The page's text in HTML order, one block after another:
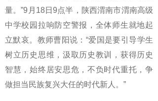
量。”9月18日9点半，陕西渭南市渭南高级
中学校园拉响防空警报，全体师生就地起
立默哀。教师曹阳说：“爱国是要引导学生
树立历史思维，汲取历史教训，获得历史
智慧，始终居安思危，不负时代重托，争
做担当民族复兴大任的时代新人。”